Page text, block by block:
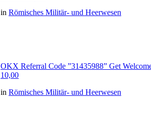
in Römisches Militär- und Heerwesen
OKX Referral Code ”31435988” Get
10,00
in Römisches Militär- und Heerwesen